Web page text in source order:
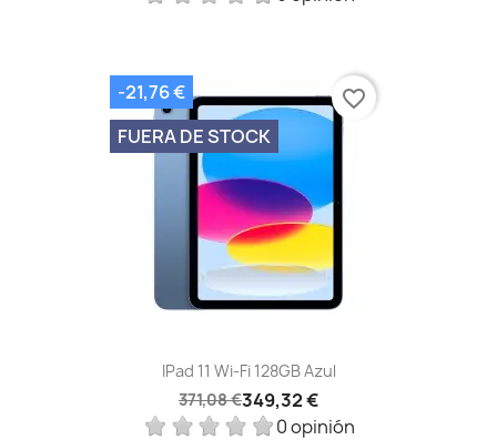
IPad 11 Wi-Fi 128GB Azul
371,08 €349,32 €
0 opinión
-21,76 €
FUERA DE STOCK
favorite_border